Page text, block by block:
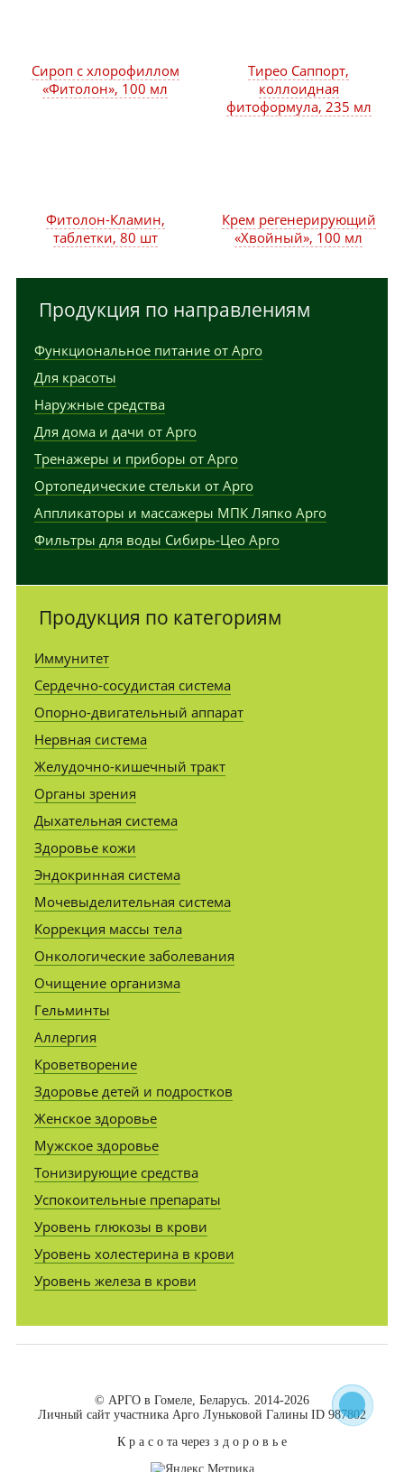
Сироп с хлорофиллом
«Фитолон», 100 мл
Тирео Саппорт,
коллоидная
фитоформула, 235 мл
Фитолон-Кламин,
таблетки, 80 шт
Крем регенерирующий
«Хвойный», 100 мл
Продукция по направлениям
Функциональное питание от Арго
Для красоты
Наружные средства
Для дома и дачи от Арго
Тренажеры и приборы от Арго
Ортопедические стельки от Арго
Аппликаторы и массажеры МПК Ляпко Арго
Фильтры для воды Сибирь-Цео Арго
Продукция по категориям
Иммунитет
Сердечно-сосудистая система
Опорно-двигательный аппарат
Нервная система
Желудочно-кишечный тракт
Органы зрения
Дыхательная система
Здоровье кожи
Эндокринная система
Мочевыделительная система
Коррекция массы тела
Онкологические заболевания
Очищение организма
Гельминты
Аллергия
Кроветворение
Здоровье детей и подростков
Женское здоровье
Мужское здоровье
Тонизирующие средства
Успокоительные препараты
Уровень глюкозы в крови
Уровень холестерина в крови
Уровень железа в крови
© АРГО в Гомеле, Беларусь. 2014-2026
Личный сайт участника Арго Луньковой Галины ID 987802
К р а с о та через з д о р о в ь е